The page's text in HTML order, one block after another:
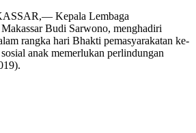
Kepala Lembaga
Budi Sarwono, menghadiri
rangka hari Bhakti pemasyarakatan ke-
anak memerlukan perlindungan